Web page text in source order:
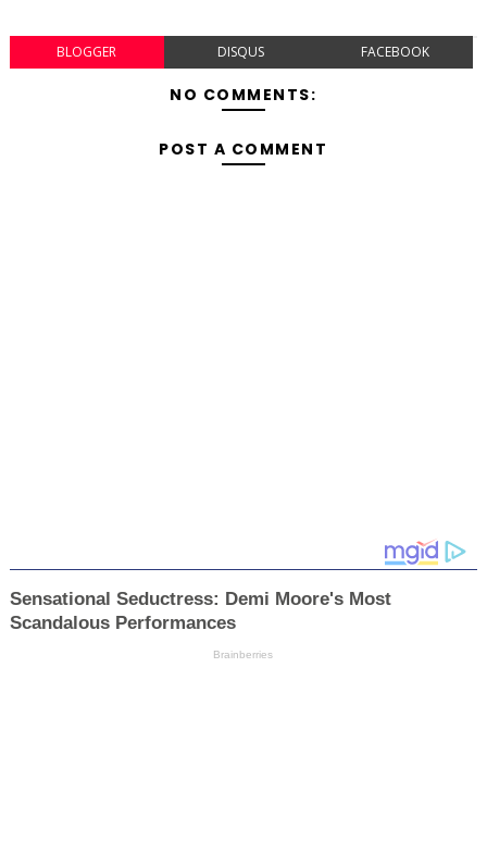
BLOGGER DISQUS FACEBOOK
NO COMMENTS:
POST A COMMENT